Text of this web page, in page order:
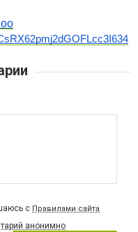
с Правилами сайта
анонимно